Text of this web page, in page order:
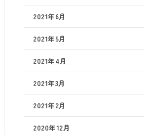
2021年6月
2021年5月
2021年4月
2021年3月
2021年2月
2020年12月